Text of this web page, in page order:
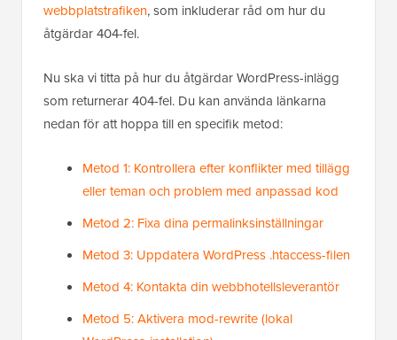
webbplatstrafiken, som inkluderar råd om hur du
åtgärdar 404-fel.
Nu ska vi titta på hur du åtgärdar WordPress-inlägg
som returnerar 404-fel. Du kan använda länkarna
nedan för att hoppa till en specifik metod:
Metod 1: Kontrollera efter konflikter med tillägg
eller teman och problem med anpassad kod
Metod 2: Fixa dina permalinksinställningar
Metod 3: Uppdatera WordPress .htaccess-filen
Metod 4: Kontakta din webbhotellsleverantör
Metod 5: Aktivera mod-rewrite (lokal